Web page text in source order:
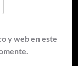
y web en este